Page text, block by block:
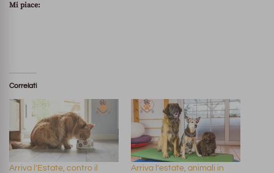
Mi piace:
Correlati
Arriva l’Estate, contro il
Arriva l’estate, animali in